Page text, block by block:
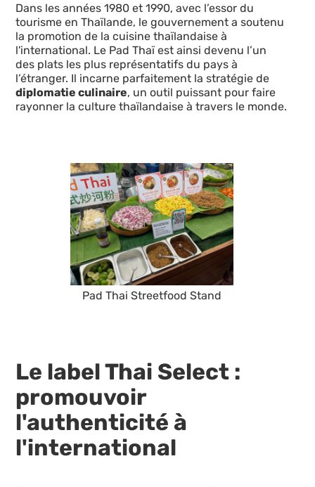
Dans les années 1980 et 1990, avec l’essor du
tourisme en Thaïlande, le gouvernement a soutenu
la promotion de la cuisine thaïlandaise à
l'international. Le Pad Thaï est ainsi devenu l’un
des plats les plus représentatifs du pays à
l’étranger. Il incarne parfaitement la stratégie de
diplomatie culinaire, un outil puissant pour faire
rayonner la culture thaïlandaise à travers le monde.
Pad Thai Streetfood Stand
Le label Thai Select :
promouvoir
l'authenticité à
l'international